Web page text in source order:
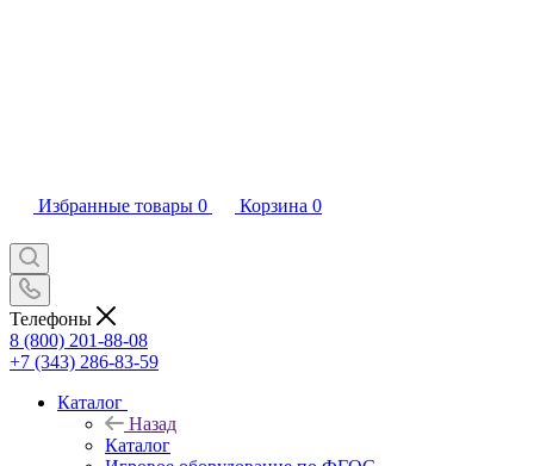
Избранные товары 0 Корзина 0
Телефоны
8 (800) 201-88-08
+7 (343) 286-83-59
Каталог
Назад
Каталог